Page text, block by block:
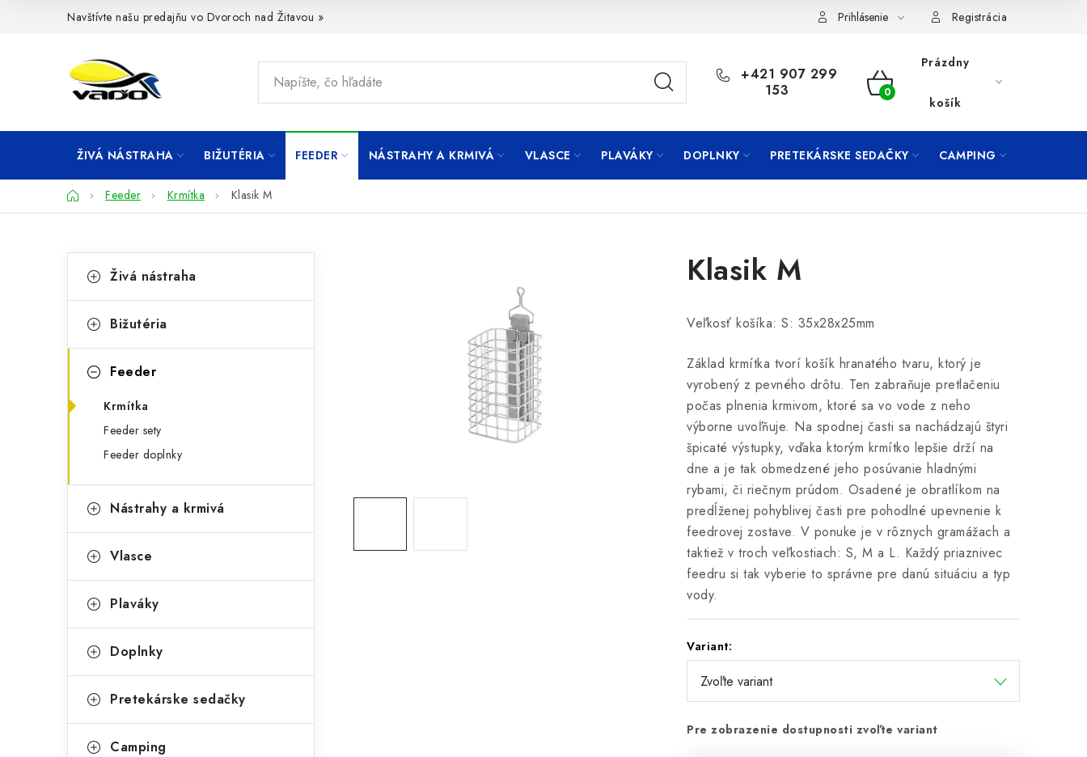
Navštívte našu predajňu vo Dvoroch nad Žitavou » Prihlásenie Registrácia
+421 907 299
153
NÁKUPNÝ
Prázdny
košík
ŽIVÁ NÁSTRAHA BIŽUTÉRIA FEEDER NÁSTRAHY A KRMIVÁ VLASCE PLAVÁKY DOPLNKY PRETEKÁRSKE SEDAČKY CAMPING
DomovFeeder Krmítka Klasik M
o
n
ý
p
n
l
kategórie
a
e
ó
e
Živá nástraha
Bižutéria
Feeder
Krmítka
Feeder sety
Feeder doplnky
Nástrahy a krmivá
Vlasce
Plaváky
Doplnky
Pretekárske sedačky
Camping
Klasik M
Veľkosť košíka: S: 35x28x25mm
Základ krmítka tvorí košík hranatého tvaru, ktorý je
vyrobený z pevného drôtu. Ten zabraňuje pretlačeniu
počas plnenia krmivom, ktoré sa vo vode z neho
výborne uvoľňuje. Na spodnej časti sa nachádzajú štyri
špicaté výstupky, vďaka ktorým krmítko lepšie drží na
dne a je tak obmedzené jeho posúvanie hladnými
rybami, či riečnym prúdom. Osadené je obratlíkom na
predĺženej pohyblivej časti pre pohodlné upevnenie k
feedrovej zostave. V ponuke je v rôznych gramážach a
taktiež v troch veľkostiach: S, M a L. Každý priaznivec
feedru si tak vyberie to správne pre danú situáciu a typ
vody.
Variant:
Pre zobrazenie dostupnosti zvoľte variant